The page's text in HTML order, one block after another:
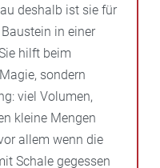
deshalb ist sie für
in einer
hilft beim
sondern
viel Volumen,
kleine Mengen
allem wenn die
Schale gegessen